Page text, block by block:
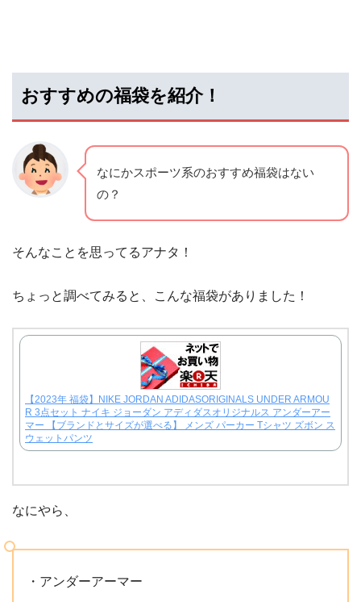
おすすめの福袋を紹介！
なにかスポーツ系のおすすめ福袋はない
の？
そんなことを思ってるアナタ！
ちょっと調べてみると、こんな福袋がありました！
【2023年 福袋】NIKE JORDAN ADIDASORIGINALS UNDER ARMOU
R 3点セット ナイキ ジョーダン アディダスオリジナルス アンダーアー
マー 【ブランドとサイズが選べる】 メンズ パーカー Tシャツ ズボン ス
ウェットパンツ
なにやら、
・アンダーアーマー